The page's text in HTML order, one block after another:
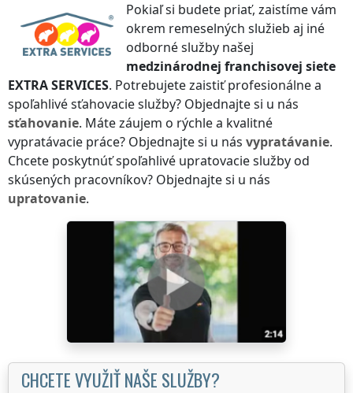
Pokiaľ si budete priať, zaistíme vám
okrem remeselných služieb aj iné
odborné služby našej
medzinárodnej franchisovej siete
EXTRA SERVICES. Potrebujete zaistiť profesionálne a
spoľahlivé sťahovacie služby? Objednajte si u nás
sťahovanie. Máte záujem o rýchle a kvalitné
vypratávacie práce? Objednajte si u nás vypratávanie.
Chcete poskytnúť spoľahlivé upratovacie služby od
skúsených pracovníkov? Objednajte si u nás
upratovanie.
CHCETE VYUŽIŤ NAŠE SLUŽBY?